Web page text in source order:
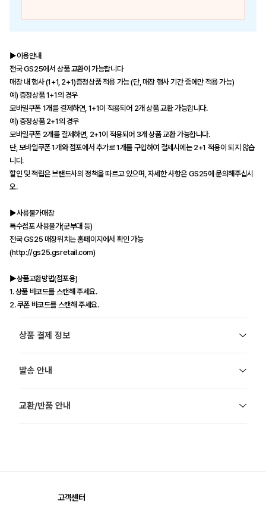
▶이용안내
전국 GS25에서 상품 교환이 가능합니다
매장 내 행사 (1+1, 2+1)증정상품 적용 가능 (단, 매장 행사 기간 중에만 적용 가능)
예) 증정상품 1+1의 경우
모바일쿠폰 1개를 결제하면, 1+1이 적용되어 2개 상품 교환 가능합니다.
예) 증정상품 2+1의 경우
모바일쿠폰 2개를 결제하면, 2+1이 적용되어 3개 상품 교환 가능합니다.
단, 모바일쿠폰 1개와 점포에서 추가로 1개를 구입하여 결제시에는 2+1 적용이 되지 않습
니다.
할인 및 적립은 브랜드사의 정책을 따르고 있으며, 자세한 사항은 GS25에 문의해주십시
오.
▶사용불가매장
특수점포 사용불가(군부대 등)
전국 GS25 매장위치는 홈페이지에서 확인 가능
(http://gs25.gsretail.com)
▶상품교환방법(점포용)
1. 상품 바코드를 스캔해 주세요.
2. 쿠폰 바코드를 스캔해 주세요.
상품 결제 정보
발송 안내
교환/반품 안내
고객센터